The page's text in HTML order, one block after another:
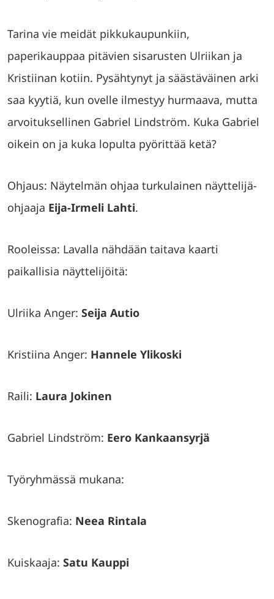
Tarina vie meidät pikkukaupunkiin,
paperikauppaa pitävien sisarusten Ulriikan ja
Kristiinan kotiin. Pysähtynyt ja säästäväinen arki
saa kyytiä, kun ovelle ilmestyy hurmaava, mutta
arvoituksellinen Gabriel Lindström. Kuka Gabriel
oikein on ja kuka lopulta pyörittää ketä?
Ohjaus: Näytelmän ohjaa turkulainen näyttelijä-
ohjaaja Eija-Irmeli Lahti.
Rooleissa: Lavalla nähdään taitava kaarti
paikallisia näyttelijöitä:
Ulriika Anger: Seija Autio
Kristiina Anger: Hannele Ylikoski
Raili: Laura Jokinen
Gabriel Lindström: Eero Kankaansyrjä
Työryhmässä mukana:
Skenografia: Neea Rintala
Kuiskaaja: Satu Kauppi